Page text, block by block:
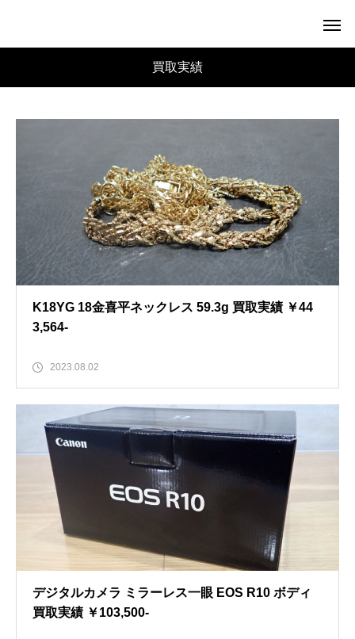
買取実績
K18YG 18金喜平ネックレス 59.3g 買取実績 ￥44
3,564-
2023.08.02
デジタルカメラ ミラーレス一眼 EOS R10 ボディ
買取実績 ￥103,500-